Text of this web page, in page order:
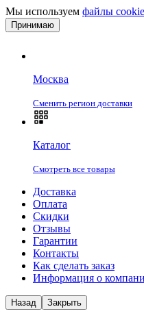
Мы используем файлы cookie
Принимаю
Москва
Сменить регион доставки
Каталог
Смотреть все товары
Доставка
Оплата
Скидки
Отзывы
Гарантии
Контакты
Как сделать заказ
Информация о
Назад Закрыть